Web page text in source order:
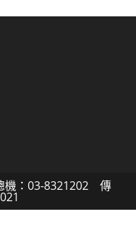
機：03-8321202 傳